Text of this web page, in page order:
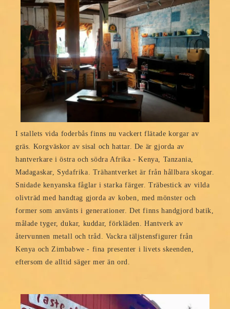
I stallets vida foderbås finns nu vackert flätade korgar av
gräs. Korgväskor av sisal och hattar. De är gjorda av
hantverkare i östra och södra Afrika - Kenya, Tanzania,
Madagaskar, Sydafrika. Trähantverket är från hållbara skogar.
Snidade kenyanska fåglar i starka färger. Träbestick av vilda
olivträd med handtag gjorda av koben, med mönster och
former som använts i generationer. Det finns handgjord batik,
målade tyger, dukar, kuddar, förkläden. Hantverk av
återvunnen metall och tråd. Vackra täljstensfigurer från
Kenya och Zimbabwe - fina presenter i livets skeenden,
eftersom de alltid säger mer än ord.